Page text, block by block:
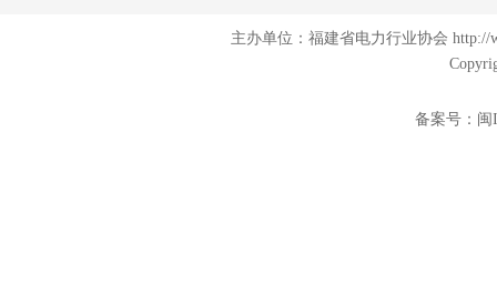
主办单位：福建省电力行业协会
备案号： 闽